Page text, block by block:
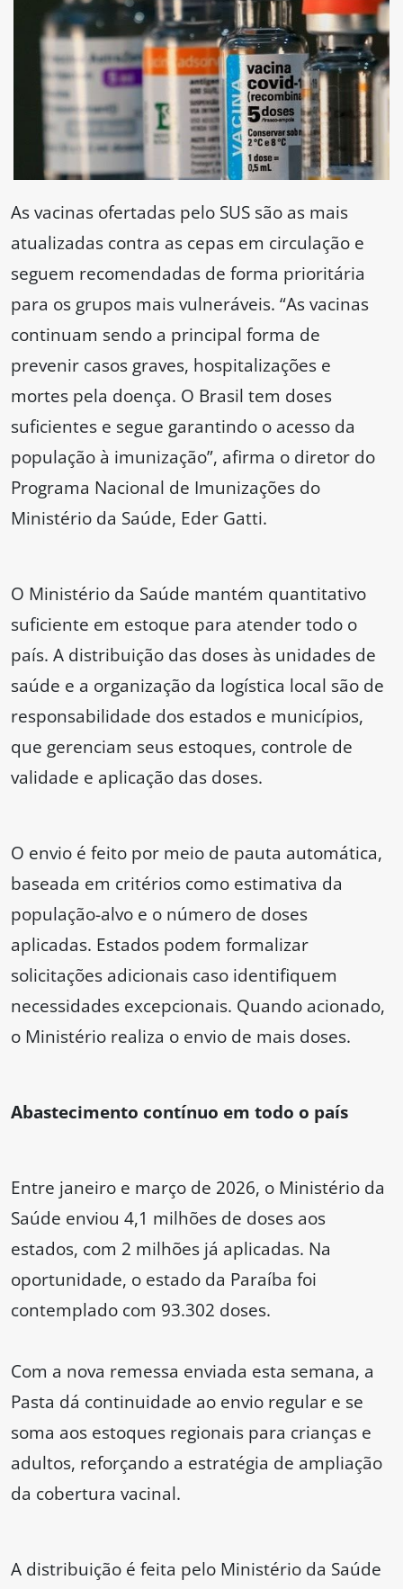
As vacinas ofertadas pelo SUS são as mais
atualizadas contra as cepas em circulação e
seguem recomendadas de forma prioritária
para os grupos mais vulneráveis. “As vacinas
continuam sendo a principal forma de
prevenir casos graves, hospitalizações e
mortes pela doença. O Brasil tem doses
suficientes e segue garantindo o acesso da
população à imunização”, afirma o diretor do
Programa Nacional de Imunizações do
Ministério da Saúde, Eder Gatti.
O Ministério da Saúde mantém quantitativo
suficiente em estoque para atender todo o
país. A distribuição das doses às unidades de
saúde e a organização da logística local são de
responsabilidade dos estados e municípios,
que gerenciam seus estoques, controle de
validade e aplicação das doses.
O envio é feito por meio de pauta automática,
baseada em critérios como estimativa da
população-alvo e o número de doses
aplicadas. Estados podem formalizar
solicitações adicionais caso identifiquem
necessidades excepcionais. Quando acionado,
o Ministério realiza o envio de mais doses.
Abastecimento contínuo em todo o país
Entre janeiro e março de 2026, o Ministério da
Saúde enviou 4,1 milhões de doses aos
estados, com 2 milhões já aplicadas. Na
oportunidade, o estado da Paraíba foi
contemplado com 93.302 doses.
Com a nova remessa enviada esta semana, a
Pasta dá continuidade ao envio regular e se
soma aos estoques regionais para crianças e
adultos, reforçando a estratégia de ampliação
da cobertura vacinal.
A distribuição é feita pelo Ministério da Saúde